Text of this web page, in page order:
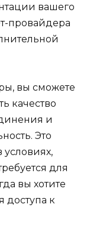
вашего
провайдера
вы сможете
качество
и
Это
условиях,
для
вы хотите
доступа к